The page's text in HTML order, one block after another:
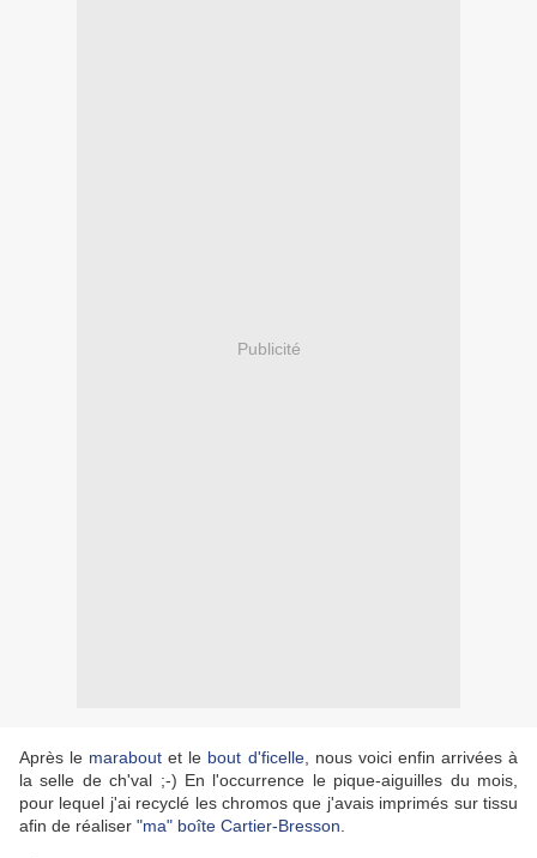
Publicité
Après le marabout et le bout d'ficelle, nous voici enfin arrivées à
la selle de ch'val ;-) En l'occurrence le pique-aiguilles du mois,
pour lequel j'ai recyclé les chromos que j'avais imprimés sur tissu
afin de réaliser "ma" boîte Cartier-Bresson